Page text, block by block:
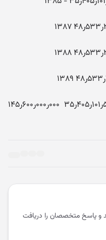
۰۰۰ر۰۰۰ر۰۰۰ر۱۸۲ ۴۵۰ر۸۹۸ر۹۹۴ ۵۵۰ر۱۰۱ر۴۰۵ر۳۵ ۰۰۰ر۰۰۰ر۶۰۰ر۱۴۵
و پاسخ متخصصان را دریافت